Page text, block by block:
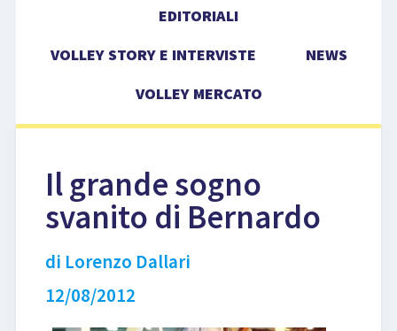
EVENTI
EDITORIALI
VOLLEY STORY E INTERVISTE
NEWS
VOLLEY MERCATO
Il grande sogno
svanito di Bernardo
di Lorenzo Dallari
12/08/2012